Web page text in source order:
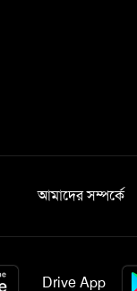
আমাদের সম্পর্কে
Drive App